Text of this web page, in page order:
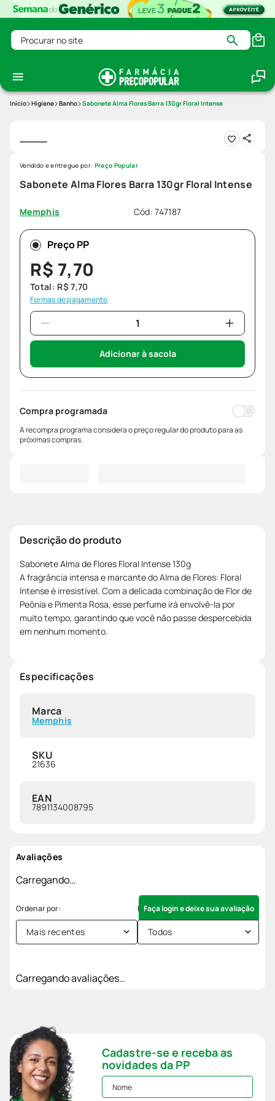
Procurar no site
Higiene Banho Sabonete Alma Flores Barra 130gr Floral Intense
Sabonete Alma Flores Barra 130gr Floral Intense
Memphis Cód:747187
Vendido e entregue por: Preço Popular
Preço PP
R$ 7,70
Total: R$ 7,70
Formas de pagamento
Adicionar à sacola
Compra programada
A recompra programa considera o preço regular do produto para as
próximas compras.
Descrição do produto
Sabonete Alma de Flores Floral Intense 130g
A fragrância intensa e marcante do Alma de Flores: Floral
Intense é irresistível. Com a delicada combinação de Flor de
Peônia e Pimenta Rosa, esse perfume irá envolvê-la por
muito tempo, garantindo que você não passe despercebida
em nenhum momento.
Especificações
Marca
Memphis
SKU
21636
EAN
7891134008795
Avaliações
Carregando…
Faça login e deixe sua avaliação
Mais recentes Todos
Carregando avaliações…
Cadastre-se e receba as
novidades da PP